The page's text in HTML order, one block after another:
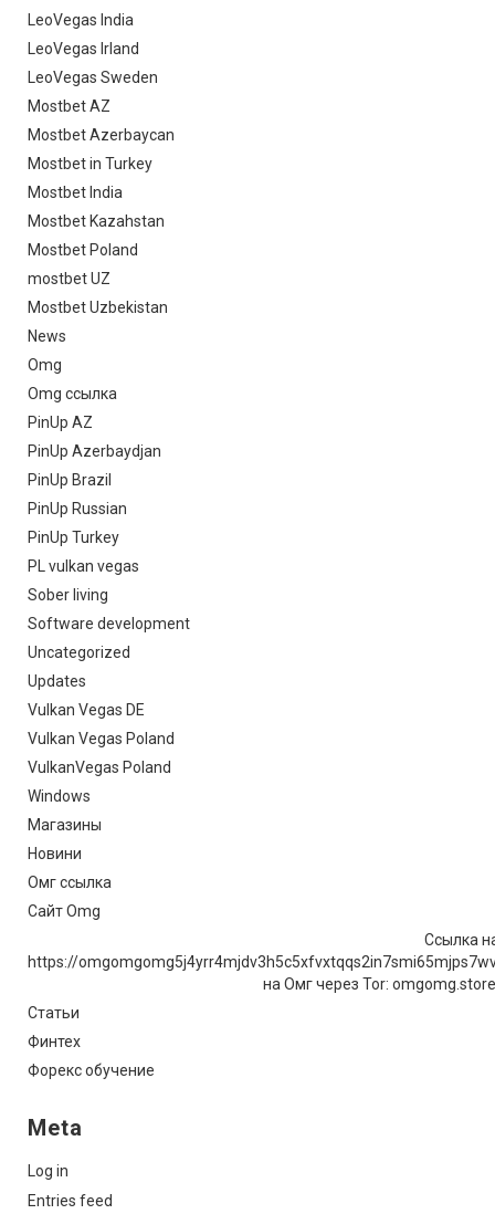
LeoVegas India
LeoVegas Irland
LeoVegas Sweden
Mostbet AZ
Mostbet Azerbaycan
Mostbet in Turkey
Mostbet India
Mostbet Kazahstan
Mostbet Poland
mostbet UZ
Mostbet Uzbekistan
News
Omg
Omg ссылка
PinUp AZ
PinUp Azerbaydjan
PinUp Brazil
PinUp Russian
PinUp Turkey
PL vulkan vegas
Sober living
Software development
Uncategorized
Updates
Vulkan Vegas DE
Vulkan Vegas Poland
VulkanVegas Poland
Windows
Магазины
Новини
Омг ссылка
Сайт Omg
Ссылка
https://
на Омг через Tor:
Статьи
Финтех
Форекс обучение
Meta
Log in
Entries feed